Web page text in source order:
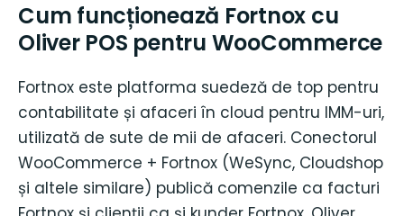
Cum funcționează Fortnox cu
Oliver POS pentru WooCommerce
Fortnox este platforma suedeză de top pentru
contabilitate și afaceri în cloud pentru IMM-uri,
utilizată de sute de mii de afaceri. Conectorul
WooCommerce + Fortnox (WeSync, Cloudshop
și altele similare) publică comenzile ca facturi